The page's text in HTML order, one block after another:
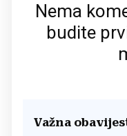
Nema
budite
Važna